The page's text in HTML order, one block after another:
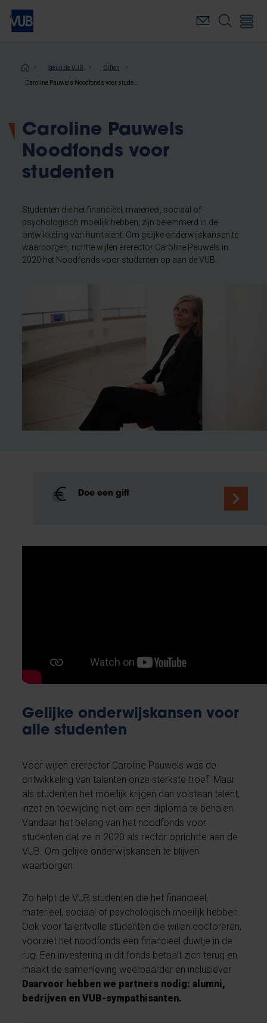
Overslaan
naar
inhoudKruimelpad
Steun de VUB Giften
Caroline Pauwels
Noodfonds voor
studenten
Studenten die het financieel, materieel, sociaal of
psychologisch moeilijk hebben, zijn belemmerd in de
ontwikkeling van hun talent. Om gelijke onderwijskansen te
waarborgen, richtte wijlen ererector Caroline Pauwels in
2020 het Noodfonds voor studenten op aan de VUB.
Doe een gift
Gelijke onderwijskansen voor
alle studenten
Voor wijlen ererector Caroline Pauwels was de
ontwikkeling van talenten onze sterkste troef. Maar
als studenten het moeilijk krijgen dan volstaan talent,
inzet en toewijding niet om een diploma te behalen.
Vandaar het belang van het noodfonds voor
studenten dat ze in 2020 als rector oprichtte aan de
VUB. Om gelijke onderwijskansen te blijven
waarborgen.
Zo helpt de VUB studenten die het financieel,
materieel, sociaal of psychologisch moeilijk hebben.
Ook voor talentvolle studenten die willen doctoreren,
voorziet het noodfonds een financieel duwtje in de
rug. Een investering in dit fonds betaalt zich terug en
maakt de samenleving weerbaarder en inclusiever.
Daarvoor hebben we partners nodig: alumni,
bedrijven en VUB-sympathisanten.